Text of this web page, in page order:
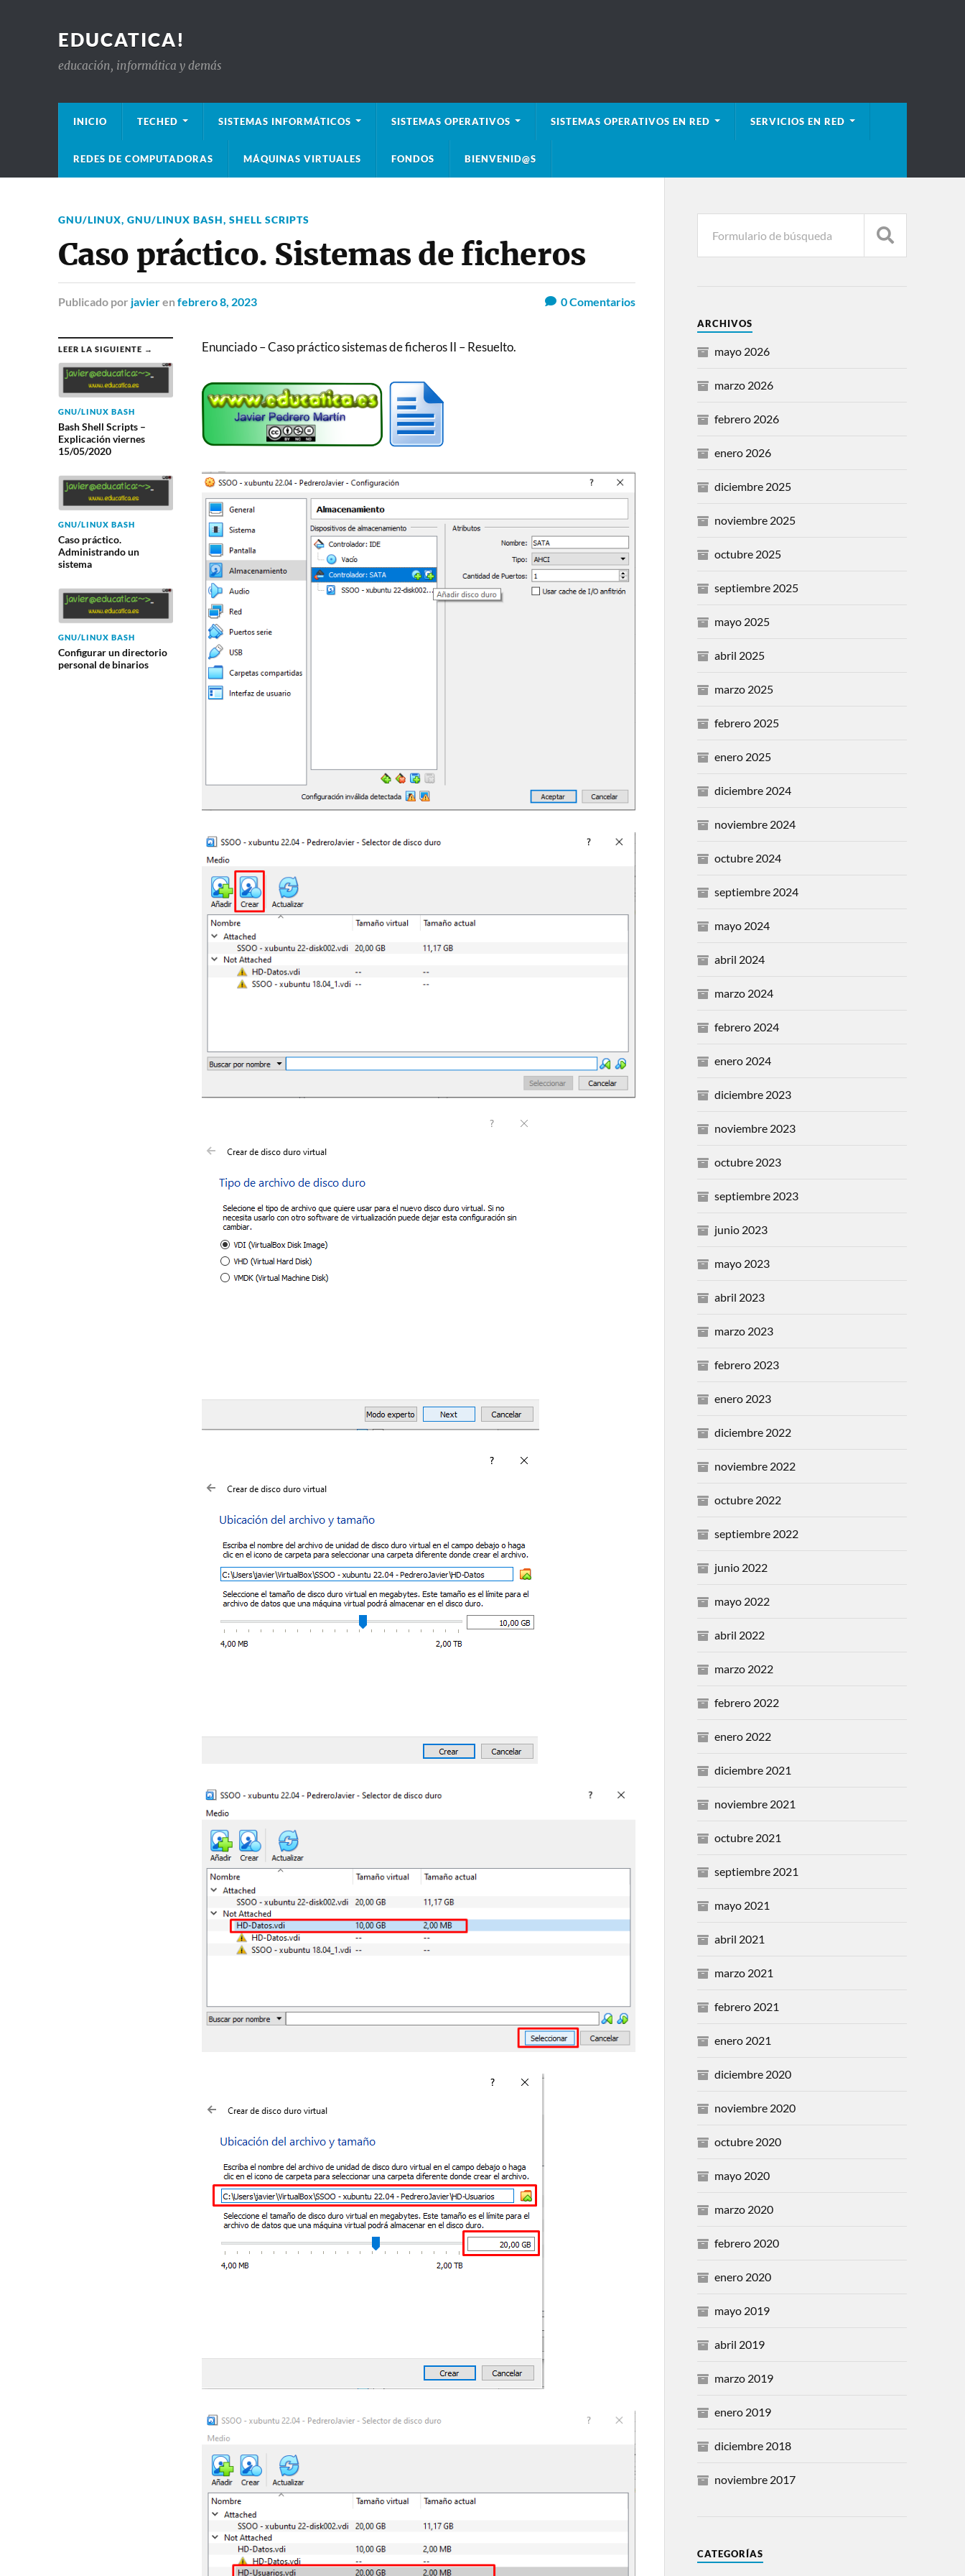
EDUCATICA!
educación, informática y demás
INICIO TECHED SISTEMAS INFORMÁTICOS SISTEMAS OPERATIVOS SISTEMAS OPERATIVOS EN RED SERVICIOS EN RED
REDES DE COMPUTADORAS MÁQUINAS VIRTUALES FONDOS BIENVENID@S
GNU/LINUX, GNU/LINUX BASH, SHELL SCRIPTS
Caso práctico. Sistemas de ficheros
Publicado por javieren febrero 8, 2023 0Comentarios
LEER LA SIGUIENTE →
GNU/LINUX BASH
Bash Shell Scripts –
Explicación viernes
15/05/2020
GNU/LINUX BASH
Caso práctico.
Administrando un
sistema
GNU/LINUX BASH
Configurar un directorio
personal de binarios
Enunciado – Caso práctico sistemas de ficheros II – Resuelto.
ARCHIVOS
mayo 2026
marzo 2026
febrero 2026
enero 2026
diciembre 2025
noviembre 2025
octubre 2025
septiembre 2025
mayo 2025
abril 2025
marzo 2025
febrero 2025
enero 2025
diciembre 2024
noviembre 2024
octubre 2024
septiembre 2024
mayo 2024
abril 2024
marzo 2024
febrero 2024
enero 2024
diciembre 2023
noviembre 2023
octubre 2023
septiembre 2023
junio 2023
mayo 2023
abril 2023
marzo 2023
febrero 2023
enero 2023
diciembre 2022
noviembre 2022
octubre 2022
septiembre 2022
junio 2022
mayo 2022
abril 2022
marzo 2022
febrero 2022
enero 2022
diciembre 2021
noviembre 2021
octubre 2021
septiembre 2021
mayo 2021
abril 2021
marzo 2021
febrero 2021
enero 2021
diciembre 2020
noviembre 2020
octubre 2020
mayo 2020
marzo 2020
febrero 2020
enero 2020
mayo 2019
abril 2019
marzo 2019
enero 2019
diciembre 2018
noviembre 2017
CATEGORÍAS